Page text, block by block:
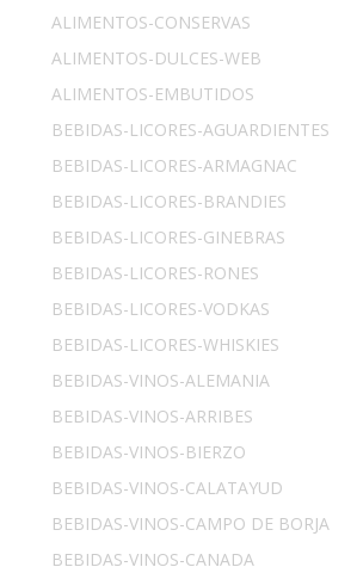
ALIMENTOS-CONSERVAS
ALIMENTOS-DULCES-WEB
ALIMENTOS-EMBUTIDOS
BEBIDAS-LICORES-AGUARDIENTES
BEBIDAS-LICORES-ARMAGNAC
BEBIDAS-LICORES-BRANDIES
BEBIDAS-LICORES-GINEBRAS
BEBIDAS-LICORES-RONES
BEBIDAS-LICORES-VODKAS
BEBIDAS-LICORES-WHISKIES
BEBIDAS-VINOS-ALEMANIA
BEBIDAS-VINOS-ARRIBES
BEBIDAS-VINOS-BIERZO
BEBIDAS-VINOS-CALATAYUD
BEBIDAS-VINOS-CAMPO DE BORJA
BEBIDAS-VINOS-CANADA